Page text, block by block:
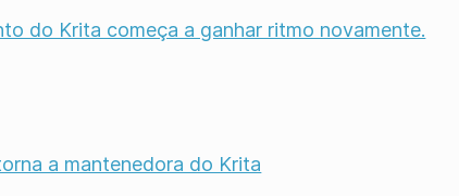
do Krita começa a ganhar ritmo novamente.
a mantenedora do Krita